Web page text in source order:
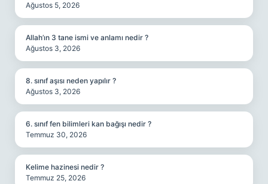
Ağustos 5, 2026
Allah’ın 3 tane ismi ve anlamı nedir ?
Ağustos 3, 2026
8. sınıf aşısı neden yapılır ?
Ağustos 3, 2026
6. sınıf fen bilimleri kan bağışı nedir ?
Temmuz 30, 2026
Kelime hazinesi nedir ?
Temmuz 25, 2026